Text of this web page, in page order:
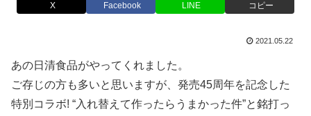
X Facebook LINE コピー
2021.05.22
あの日清食品がやってくれました。
ご存じの方も多いと思いますが、発売45周年を記念した
特別コラボ! “入れ替えて作ったらうまかった件”と銘打っ